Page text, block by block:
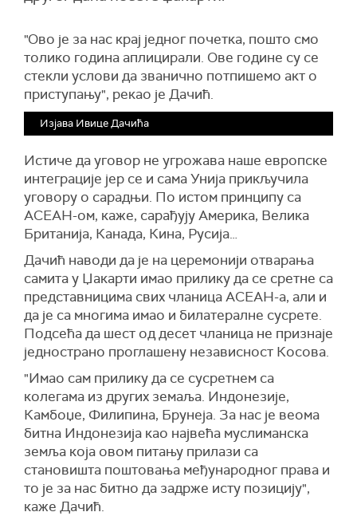
"Ово је за нас крај једног почетка, пошто смо
толико година аплицирали. Ове године су се
стекли услови да званично потпишемо акт о
приступању", рекао је Дачић.
Изјава Ивице Дачића
Истиче да уговор не угрожава наше европске
интеграције јер се и сама Унија прикључила
уговору о сарадњи. По истом принципу са
АСЕАН-ом, каже, сарађују Америка, Велика
Британија, Канада, Кина, Русија…
Дачић наводи да је на церемонији отварања
самита у Џакарти имао прилику да се сретне са
представницима свих чланица АСЕАН-а, али и
да је са многима имао и билатералне сусрете.
Подсећа да шест од десет чланица не признаје
једнострано проглашену независност Косова.
"Имао сам прилику да се сусретнем са
колегама из других земаља. Индонезије,
Камбоџе, Филипина, Брунеја. За нас је веома
битна Индонезија као највећа муслиманска
земља која овом питању прилази са
становишта поштовања међународног права и
то је за нас битно да задрже исту позицију",
каже Дачић.